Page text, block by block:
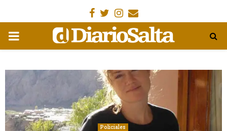
Facebook
Gorjeo
Instagram
Email
MENÚ
Policiales